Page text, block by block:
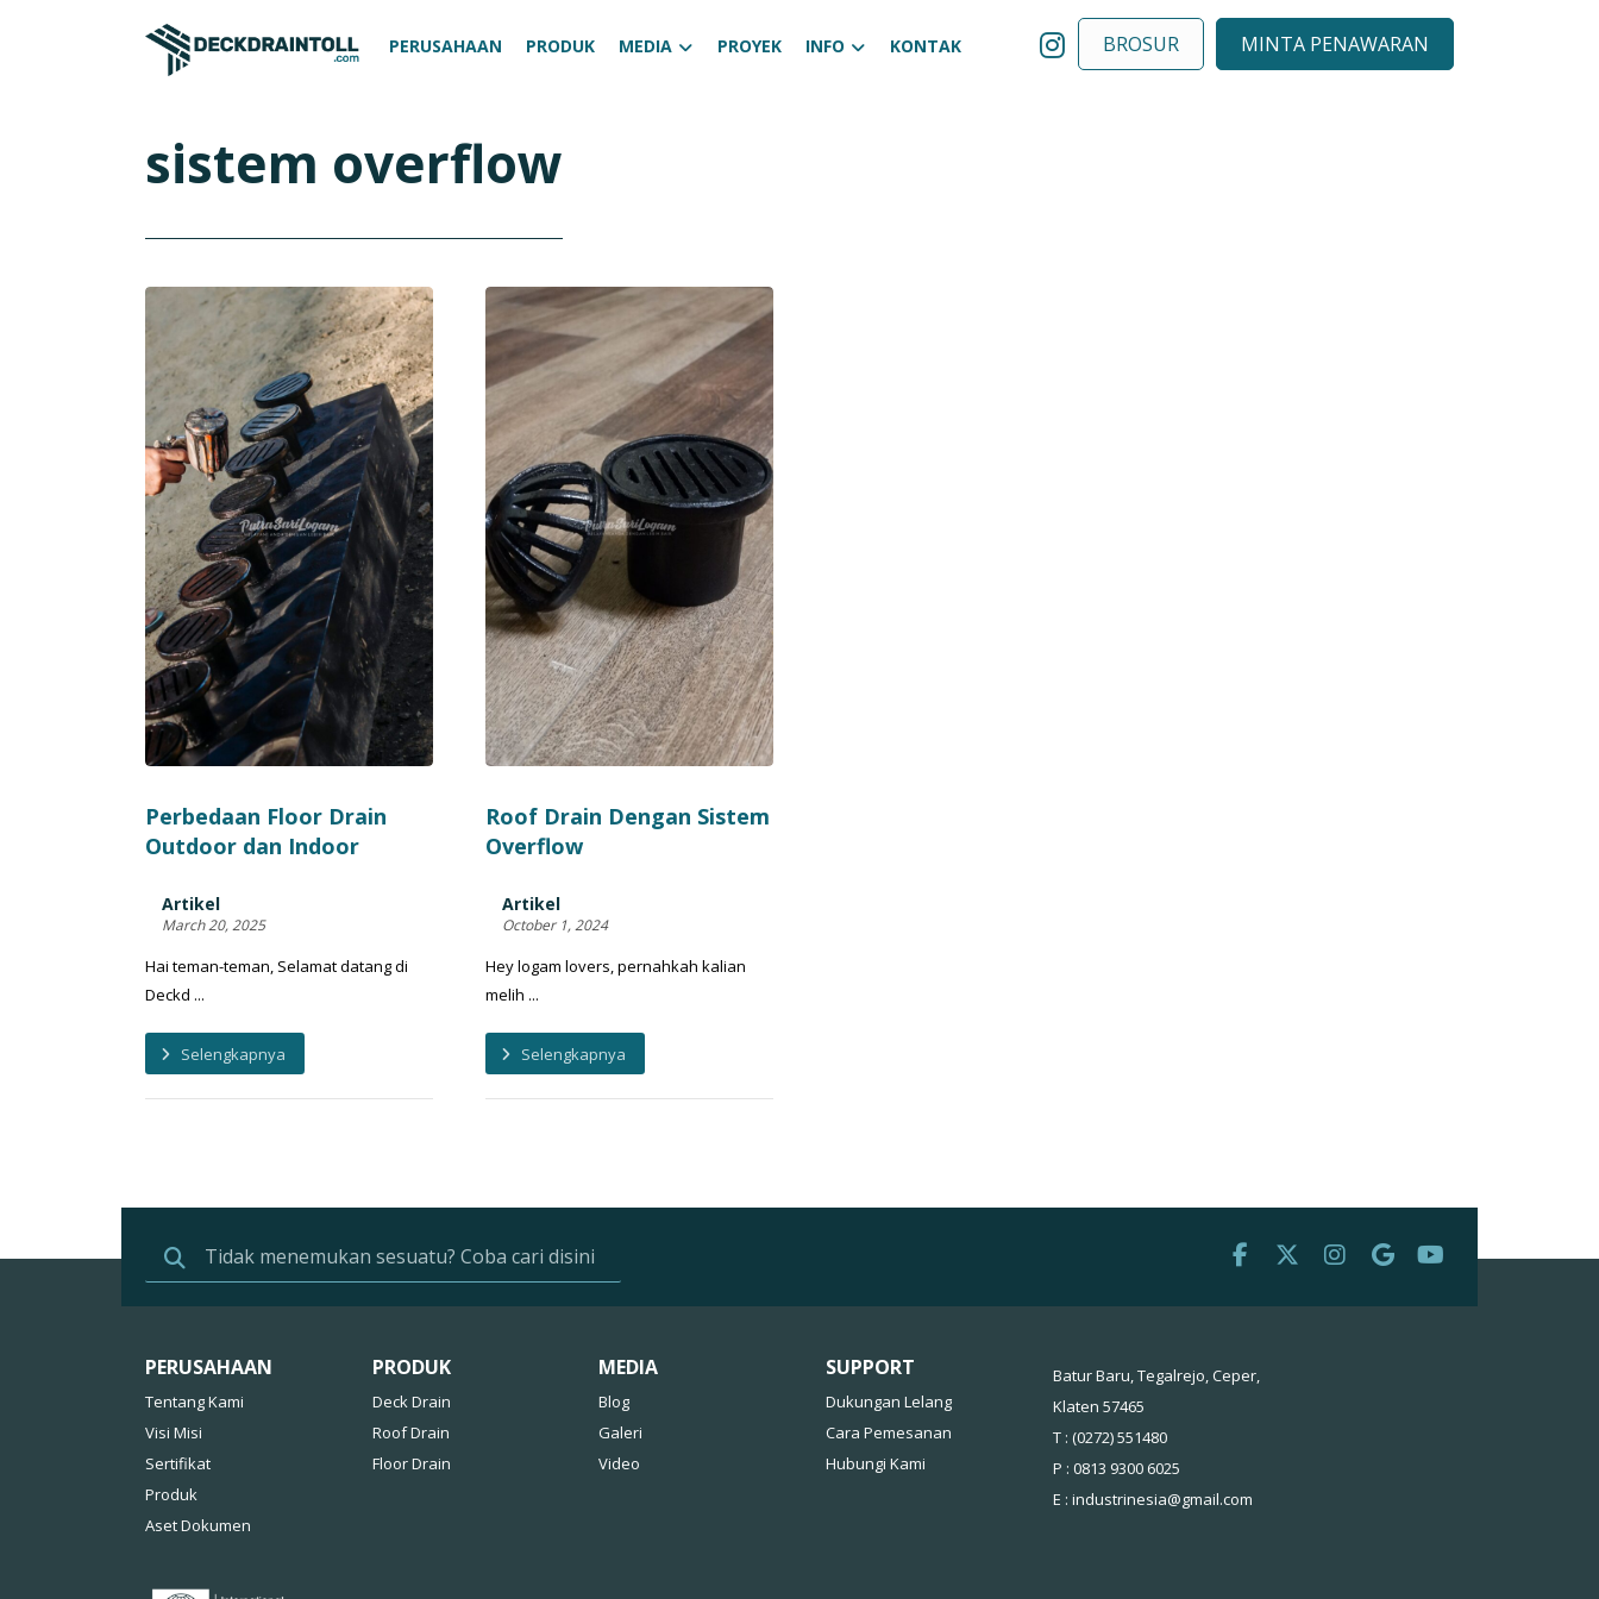
PERUSAHAAN PRODUK MEDIA PROYEK INFO KONTAK MINTA PENAWARAN
BROSUR
sistem overflow
Perbedaan Floor Drain
Outdoor dan Indoor
Artikel
March 20, 2025
Hai teman-teman, Selamat datang di
Deckd ...
Selengkapnya
Roof Drain Dengan Sistem
Overflow
Artikel
October 1, 2024
Hey logam lovers, pernahkah kalian
melih ...
Selengkapnya
PERUSAHAAN
Tentang Kami
Visi Misi
Sertifikat
Produk
Aset Dokumen
PRODUK
Deck Drain
Roof Drain
Floor Drain
MEDIA
Blog
Galeri
Video
SUPPORT
Dukungan Lelang
Cara Pemesanan
Hubungi Kami
Batur Baru, Tegalrejo, Ceper,
Klaten 57465
T : (0272) 551480
P : 0813 9300 6025
E : industrinesia@gmail.com